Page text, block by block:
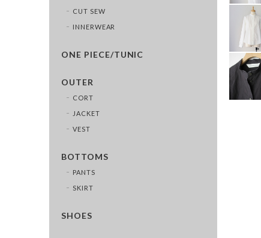
CUT SEW
INNERWEAR
ONE PIECE/TUNIC
OUTER
CORT
JACKET
VEST
BOTTOMS
PANTS
SKIRT
SHOES